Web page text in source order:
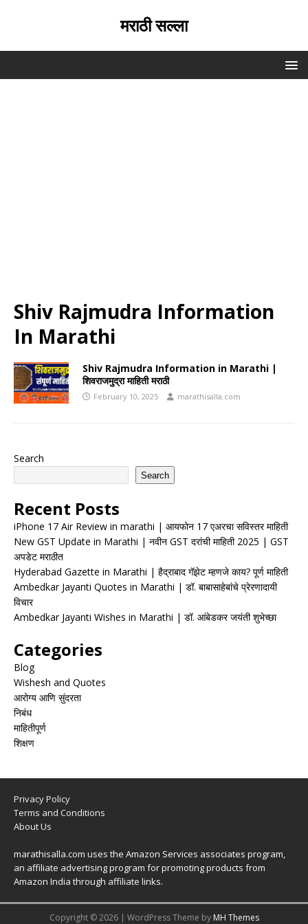
मराठी सल्ला
Shiv Rajmudra Information
In Marathi
Shiv Rajmudra Information in Marathi |
शिवराजमुद्रा माहिती मराठी
February 10, 2025 marathisalla.com
Search
Search
Recent Posts
iPhone 17 Air Review in marathi | आयफोन 17 एअरचा सविस्तर माहिती
New GST Update in Marathi | नवीन GST दरांची माहिती 2025 | GST
अपडेट मराठीत
Hyderabad Gazette in Marathi | हैद्राबाद गॅझेट म्हणजे काय? पूर्ण माहिती
Ambedkar Jayanti Quotes in Marathi | डॉ. बाबासाहेबांचे प्रेरणादायी
विचार
Ambedkar Jayanti Wishes in Marathi | डॉ. आंबेडकर जयंती शुभेच्छा
Categories
Blog
Wishesh and Quotes
आरोग्य आणि सुंदरता
निबंध
माहितीपूर्ण
शिक्षण
Privacy Policy
Terms and Conditions
About Us
marathisalla.com uses the Amazon Services associates program,
an affiliate advertising program for promoting products from
Amazon India through affiliate links.
Copyright © 2026 | WordPress Theme by MH Themes